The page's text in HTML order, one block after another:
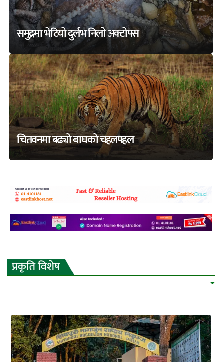
समुद्रमा भेटियो दुर्लभ निलो अक्टोपस
चितवनमा बढ्यो बाघको चहलपहल